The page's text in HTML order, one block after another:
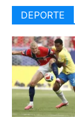
DEPORTE